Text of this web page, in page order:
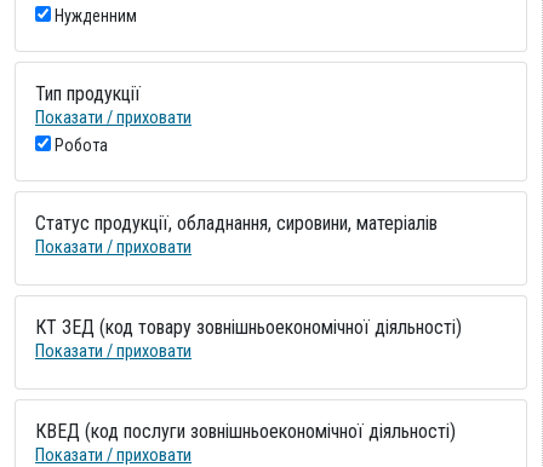
Нужденним
Тип продукції
Показати / приховати
Робота
Статус продукції, обладнання, сировини, матеріалів
Показати / приховати
КТ ЗЕД (код товару зовнішньоекономічної діяльності)
Показати / приховати
КВЕД (код послуги зовнішньоекономічної діяльності)
Показати / приховати